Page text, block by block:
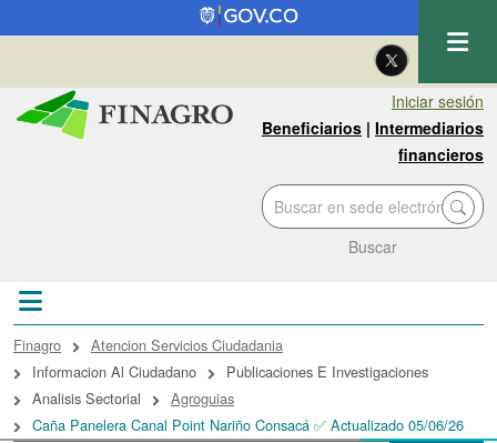
Pasar al contenido principal
| Eng
Iniciar sesión
Beneficiarios | Intermediarios
financieros
Buscar
enlaces de ayuda a la
Finagro
Atencion Servicios Ciudadania
Informacion Al Ciudadano
Publicaciones E Investigaciones
Analisis Sectorial
Agroguias
Caña Panelera Canal Point Nariño Consacá ✅ Actualizado 05/06/26